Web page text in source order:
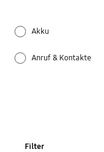
Akku
Anruf & Kontakte
Filter